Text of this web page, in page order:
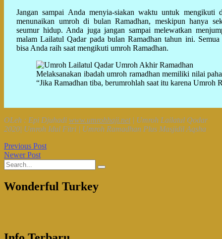
Jangan sampai Anda menyia-siakan waktu untuk mengikuti
menunaikan umroh di bulan Ramadhan, meskipun hanya
seumur hidup. Anda juga jangan sampai melewatkan
malam Lailatul Qadar pada bulan Ramadhan tahun ini.
bisa Anda raih saat mengikuti umroh Ramadhan.
Melaksanakan ibadah umroh ramadhan memiliki nilai
“Jika Ramadhan tiba, berumrohlah saat itu karena
OLeh : Epi Djuhadi www.umrohhaji.net| Umroh Lailatul Qodar
2020| Umroh Idul Fitri | Umroh Ramadhan Plus Masjidil Aqsha
Previous Post
Newer Post
Wonderful Turkey